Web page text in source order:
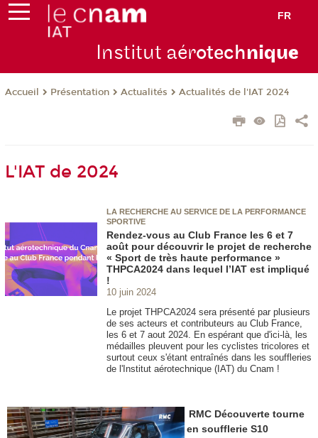
FR
Institut aérotechnique
Accueil Présentation Actualités Actualités de l'IAT 2024
L'IAT de 2024
LA RECHERCHE AU SERVICE DE LA PERFORMANCE
SPORTIVE
Rendez-vous au Club France les 6 et 7
août pour découvrir le projet de recherche
« Sport de très haute performance »
THPCA2024 dans lequel l’IAT est impliqué
!
10 juin 2024
Le projet THPCA2024 sera présenté par plusieurs
de ses acteurs et contributeurs au Club France,
les 6 et 7 aout 2024. En espérant que d'ici-là, les
médailles pleuvent pour les cyclistes tricolores et
surtout ceux s'étant entraînés dans les souffleries
de l'Institut aérotechnique (IAT) du Cnam !
RMC Découverte tourne
en soufflerie S10